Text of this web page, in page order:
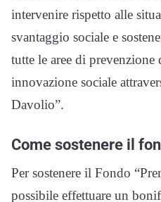
intervenire rispetto alle
svantaggio sociale e
tutte le aree di prevenzione
innovazione sociale
Davolio”.
Come sostenere il
Per sostenere il Fondo
possibile effettuare un